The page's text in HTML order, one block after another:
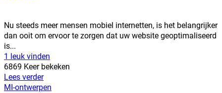
Nu steeds meer mensen mobiel internetten, is het belangrijker
dan ooit om ervoor te zorgen dat uw website geoptimaliseerd
is...
1 leuk vinden
6869 Keer bekeken
Lees verder
MI-ontwerpen